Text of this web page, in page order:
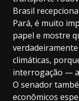
Brasil
Pará, é muito
papel e mostre
climáticas,
interrogação —
O senador
econômicos